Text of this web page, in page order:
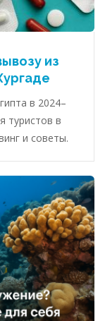
из
в 2024–
туристов в
и советы.